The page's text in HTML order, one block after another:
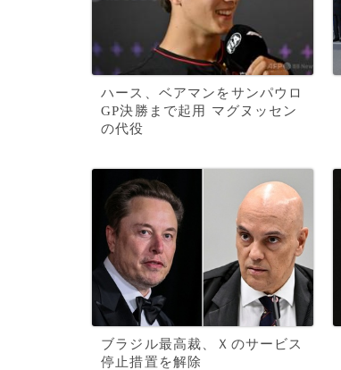
ハース、ベアマンをサンパウロ
GP決勝まで起用 マグヌッセン
の代役
ブラジル最高裁、Ｘのサービス
停止措置を解除